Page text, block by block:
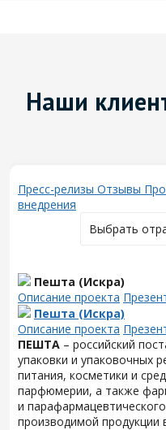
Наши
Пресс-релизы Отзывы
внедрения
Выбрать
Пешта (Искра)
Описание проекта
Пешта (Искра)
Описание проекта
ПЕШТА – российский
упаковки и упаковочных
питания, косметики и
парфюмерии, а также
и
производимой продукции